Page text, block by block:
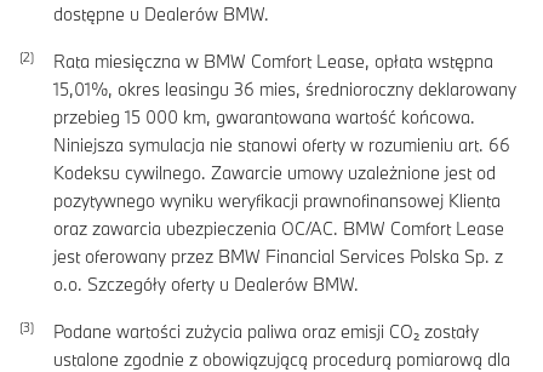
dostępne u Dealerów BMW.
Rata miesięczna w BMW Comfort Lease, opłata wstępna
15,01%, okres leasingu 36 mies, średnioroczny deklarowany
przebieg 15 000 km, gwarantowana wartość końcowa.
Niniejsza symulacja nie stanowi oferty w rozumieniu art. 66
Kodeksu cywilnego. Zawarcie umowy uzależnione jest od
pozytywnego wyniku weryfikacji prawnofinansowej Klienta
oraz zawarcia ubezpieczenia OC/AC. BMW Comfort Lease
jest oferowany przez BMW Financial Services Polska Sp. z
o.o. Szczegóły oferty u Dealerów BMW.
Podane wartości zużycia paliwa oraz emisji CO₂ zostały
ustalone zgodnie z obowiązującą procedurą pomiarową dla